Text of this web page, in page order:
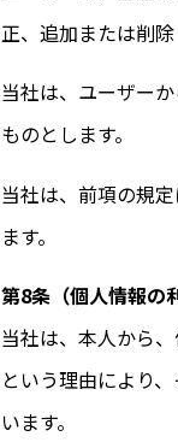
正、追加または削
当社は、ユーザー
ものとします。
当社は、前項の規
ます。
第8条（個人情報の
当社は、本人から
という理由により
います。